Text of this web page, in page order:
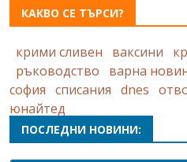
КАКВО СЕ ТЪРСИ?
крими сливен ваксини
ръководство
варна
софия списания dnes
юнайтед
ПОСЛЕДНИ НОВИНИ: